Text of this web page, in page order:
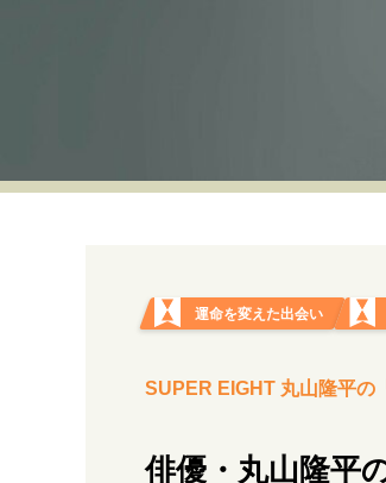
ライフスタイル・生き
運命を変えた出会い
SUPER EIGHT 丸山隆平の
俳優・丸山隆平